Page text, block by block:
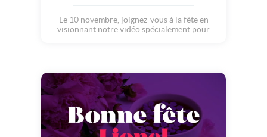
Le 10 novembre, joignez-vous à la fête en
visionnant notre vidéo spécialement pour